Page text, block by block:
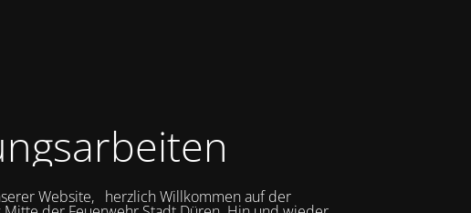
Website, herzlich Willkommen auf der